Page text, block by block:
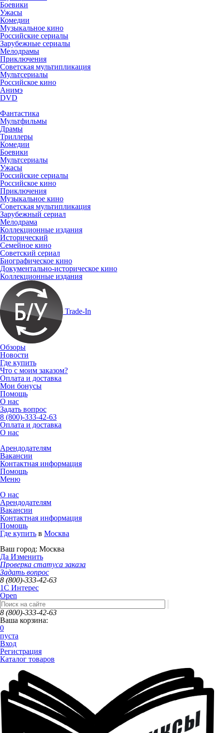
Боевики
Ужасы
Комедии
Музыкальное кино
Российские сериалы
Зарубежные сериалы
Мелодрамы
Приключения
Советская мультипликация
Мультсериалы
Российское кино
Анимэ
DVD
Фантастика
Мультфильмы
Драмы
Триллеры
Комедии
Боевики
Мультсериалы
Ужасы
Российские сериалы
Российское кино
Приключения
Музыкальное кино
Советская мультипликация
Зарубежный сериал
Мелодрама
Коллекционные издания
Исторический
Семейное кино
Советский сериал
Биографическое кино
Документально-историческое кино
Коллекционные издания
Trade-In
Обзоры
Новости
Где купить
Что с моим заказом?
Оплата и доставка
Мои бонусы
Помощь
О нас
Задать вопрос
8 (800)-333-42-63
Оплата и доставка
О нас
Арендодателям
Вакансии
Контактная информация
Помощь
Меню
О нас
Арендодателям
Вакансии
Контактная информация
Помощь
Где купить в Москва
Ваш город: Москва
Да Изменить
Проверка статуса заказа
Задать вопрос
8 (800)-333-42-63
1C Интерес
Open
8 (800)-333-42-63
Ваша корзина:
0
пуста
Вход
Регистрация
Каталог товаров